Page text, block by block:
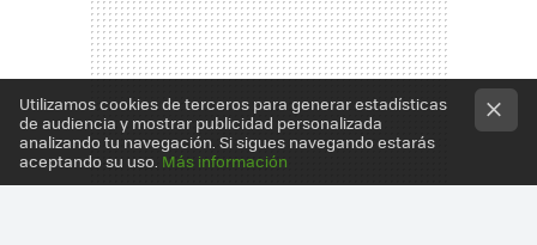
Utilizamos cookies de terceros para generar estadísticas
de audiencia y mostrar publicidad personalizada
analizando tu navegación. Si sigues navegando estarás
aceptando su uso. Más información